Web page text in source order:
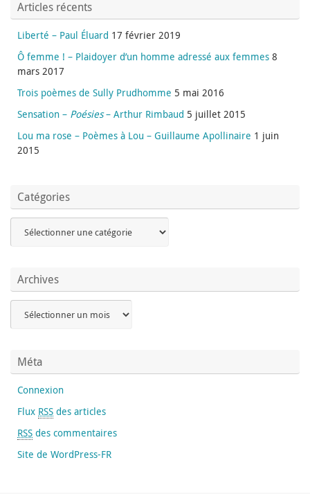
Articles récents
Liberté – Paul Éluard 17 février 2019
Ô femme ! – Plaidoyer d’un homme adressé aux femmes 8
mars 2017
Trois poèmes de Sully Prudhomme 5 mai 2016
Sensation – Poésies– Arthur Rimbaud 5 juillet 2015
Lou ma rose – Poèmes à Lou – Guillaume Apollinaire 1 juin
2015
Catégories
Archives
Méta
Connexion
Flux RSS des articles
RSS des commentaires
Site de WordPress-FR